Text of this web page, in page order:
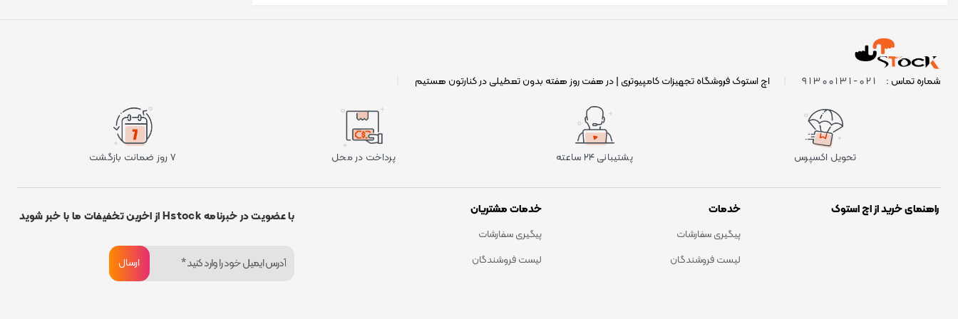
شماره تماس : 021-91300131 اچ استوک فروشگاه تجهیزات کامپیوتری | در هفت روز هفته بدون تعطیلی در کنارتون هستیم
تحویل اکسپرس پشتیبانی ۲۴ ساعته پرداخت در محل ۷ روز ضمانت بازگشت
راهنمای خرید از اچ استوک خدمات
پیگیری سفارشات
لیست فروشندگان
خدمات مشتریان
پیگیری سفارشات
لیست فروشندگان
با عضویت در خبرنامه Hstock از اخرین تخفیفات ما با خبر شوید